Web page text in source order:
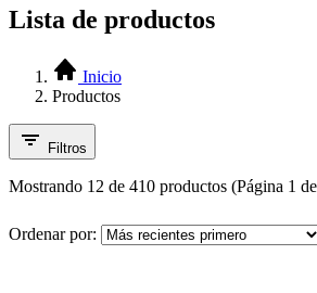
Lista de productos
Inicio
Productos
Filtros
Mostrando 12 de 410 productos (Página 1
Ordenar por: